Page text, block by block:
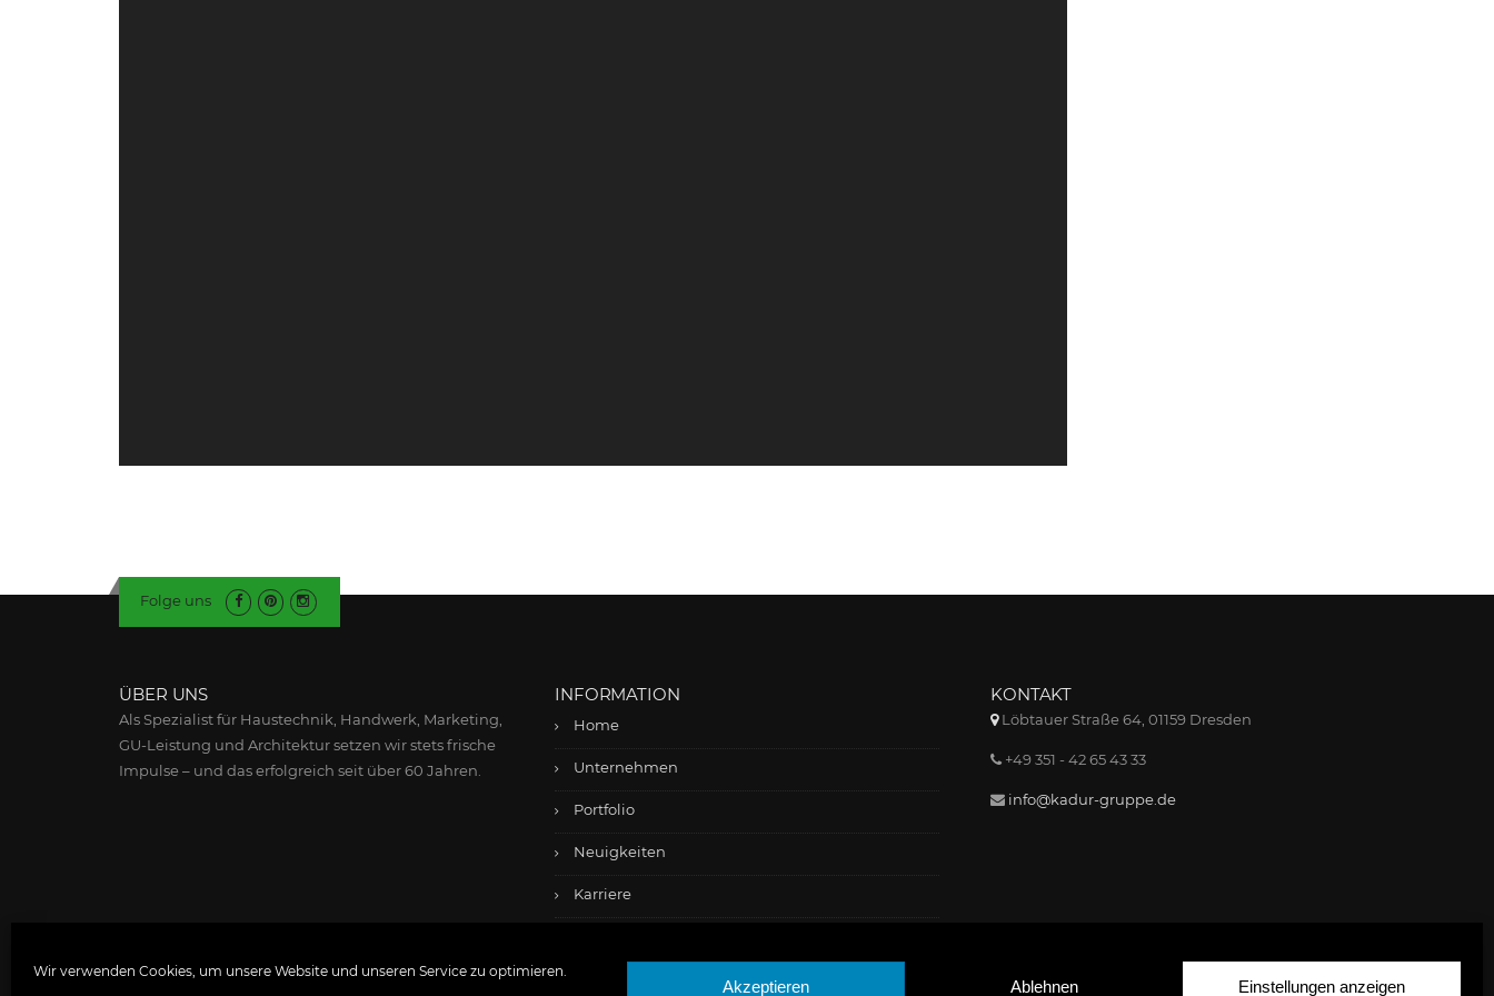
Wir verwenden Cookies, um unsere Website und unseren Service zu optimieren.
Akzeptieren Ablehnen Einstellungen anzeigen
Folge uns
ÜBER UNS
Als Spezialist für Haustechnik, Handwerk, Marketing,
GU-Leistung und Architektur setzen wir stets frische
Impulse – und das erfolgreich seit über 60 Jahren.
INFORMATION
Home
Unternehmen
Portfolio
Neuigkeiten
Karriere
KONTAKT
Löbtauer Straße 64, 01159 Dresden
+49 351 - 42 65 43 33
info@kadur-gruppe.de